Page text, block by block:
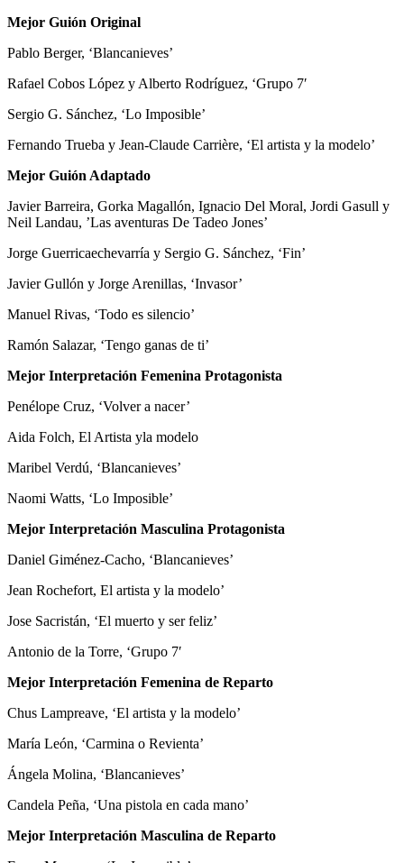
Mejor Guión Original
Pablo Berger, ‘Blancanieves’
Rafael Cobos López y Alberto Rodríguez, ‘Grupo 7′
Sergio G. Sánchez, ‘Lo Imposible’
Fernando Trueba y Jean-Claude Carrière, ‘El artista y la modelo’
Mejor Guión Adaptado
Javier Barreira, Gorka Magallón, Ignacio Del Moral, Jordi Gasull y
Neil Landau, ’Las aventuras De Tadeo Jones’
Jorge Guerricaechevarría y Sergio G. Sánchez, ‘Fin’
Javier Gullón y Jorge Arenillas, ‘Invasor’
Manuel Rivas, ‘Todo es silencio’
Ramón Salazar, ‘Tengo ganas de ti’
Mejor Interpretación Femenina Protagonista
Penélope Cruz, ‘Volver a nacer’
Aida Folch, El Artista yla modelo
Maribel Verdú, ‘Blancanieves’
Naomi Watts, ‘Lo Imposible’
Mejor Interpretación Masculina Protagonista
Daniel Giménez-Cacho, ‘Blancanieves’
Jean Rochefort, El artista y la modelo’
Jose Sacristán, ‘El muerto y ser feliz’
Antonio de la Torre, ‘Grupo 7′
Mejor Interpretación Femenina de Reparto
Chus Lampreave, ‘El artista y la modelo’
María León, ‘Carmina o Revienta’
Ángela Molina, ‘Blancanieves’
Candela Peña, ‘Una pistola en cada mano’
Mejor Interpretación Masculina de Reparto